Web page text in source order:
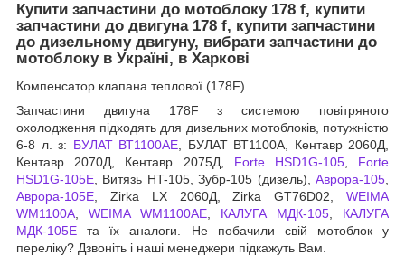
Купити запчастини до мотоблоку 178 f, купити
запчастини до двигуна 178 f, купити запчастини
до дизельному двигуну, вибрати запчастини до
мотоблоку в Україні, в Харкові
Компенсатор клапана теплової (178F)
Запчастини двигуна 178F з системою повітряного
охолодження підходять для дизельних мотоблоків, потужністю
6-8 л. з: БУЛАТ ВТ1100АЕ, БУЛАТ ВТ1100А, Кентавр 2060Д,
Кентавр 2070Д, Кентавр 2075Д, Forte HSD1G-105, Forte
HSD1G-105Е, Витязь HT-105, Зубр-105 (дизель), Аврора-105,
Аврора-105Е, Zirka LX 2060Д, Zirka GT76D02, WEIMA
WM1100A, WEIMA WM1100AЕ, КАЛУГА МДК-105, КАЛУГА
МДК-105Е та їх аналоги. Не побачили свій мотоблок у
переліку? Дзвоніть і наші менеджери підкажуть Вам.